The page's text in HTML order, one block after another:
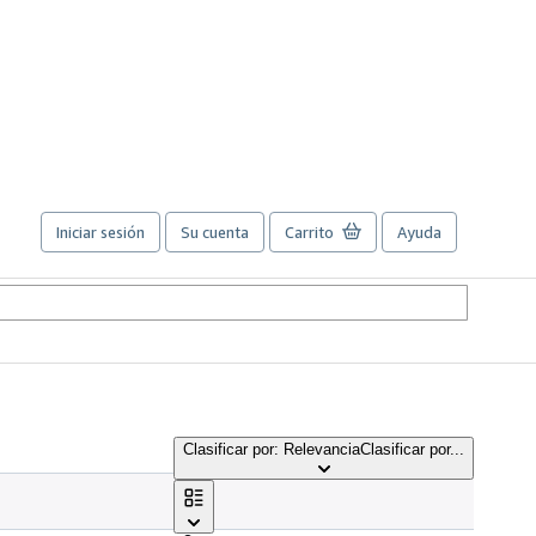
Iniciar sesión Su cuenta Carrito Ayuda
Clasificar por: RelevanciaClasificar por...